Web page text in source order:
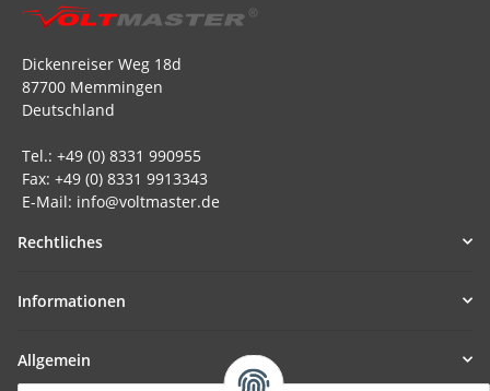
Dickenreiser Weg 18d
87700 Memmingen
Deutschland
Tel.: +49 (0) 8331 990955
Fax: +49 (0) 8331 9913343
E-Mail: info@voltmaster.de
Rechtliches
Informationen
Allgemein